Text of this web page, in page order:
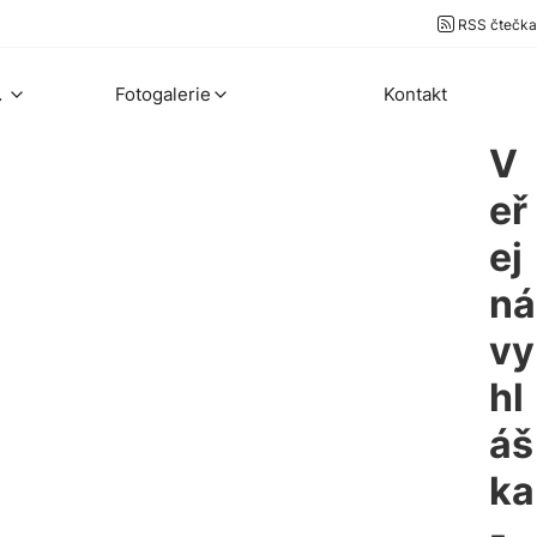
RSS čtečka
Fotogalerie Kontakt
V
eř
ej
ná
vy
hl
áš
ka